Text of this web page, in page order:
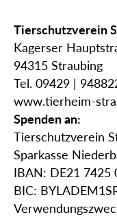
Tierschutzverein
Kagerser
94315 Straubing
Tel. 09429 |
www.tierheim-
Spenden an:
Tierschutzverein
Sparkasse
IBAN: DE21 7425
BIC: